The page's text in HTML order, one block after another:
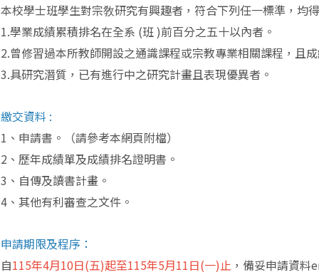
本校學士班學生對宗敎研究有興趣者，符合下列任一標準，均
1.學業成績累積排名在全系 (班)前百分之五十以內者。
2.曾修習過本所教師開設之通識課程或宗教專業相關課程，且成
3.具研究潛質，已有進行中之研究計畫且表現優異者。
繳交資料 :
1 、申請書。（請參考本網頁附檔）
2 、歷年成績單及成績排名證明書。
3 、自傳及讀書計畫。
4 、其他有利審查之文件。
申請期限及程序：
自115年4月10日(五)起至115年5月11日(一)止 ，備妥申請資料